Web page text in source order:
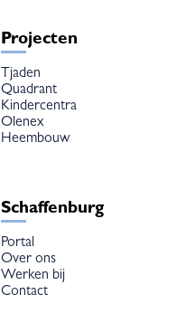
Projecten
Tjaden
Quadrant
Kindercentra
Olenex
Heembouw
Schaffenburg
Portal
Over ons
Werken bij
Contact